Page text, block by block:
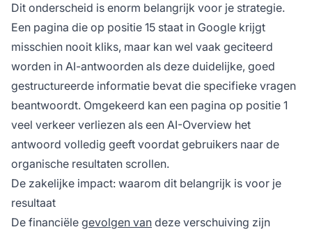
Dit onderscheid is enorm belangrijk voor je strategie.
Een pagina die op positie 15 staat in Google krijgt
misschien nooit kliks, maar kan wel vaak geciteerd
worden in AI-antwoorden als deze duidelijke, goed
gestructureerde informatie bevat die specifieke vragen
beantwoordt. Omgekeerd kan een pagina op positie 1
veel verkeer verliezen als een AI-Overview het
antwoord volledig geeft voordat gebruikers naar de
organische resultaten scrollen.
De zakelijke impact: waarom dit belangrijk is voor je
resultaat
De financiële gevolgen van deze verschuiving zijn